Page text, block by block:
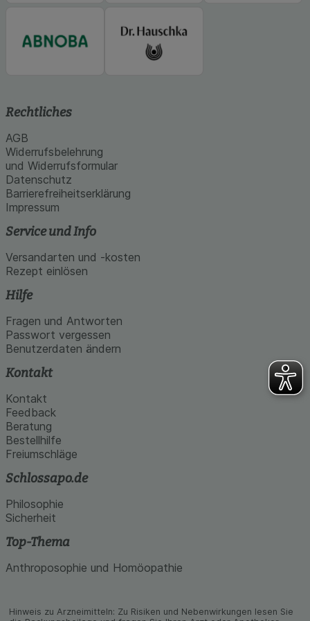
Rechtliches
AGB
Widerrufsbelehrung
und Widerrufsformular
Datenschutz
Barrierefreiheitserklärung
Impressum
Service und Info
Versandarten und -kosten
Rezept einlösen
Hilfe
Fragen und Antworten
Passwort vergessen
Benutzerdaten ändern
Kontakt
Kontakt
Feedback
Beratung
Bestellhilfe
Freiumschläge
Schlossapo.de
Philosophie
Sicherheit
Top-Thema
Anthroposophie und Homöopathie
Hinweis zu Arzneimitteln: Zu Risiken und Neben­wirkungen lesen Sie